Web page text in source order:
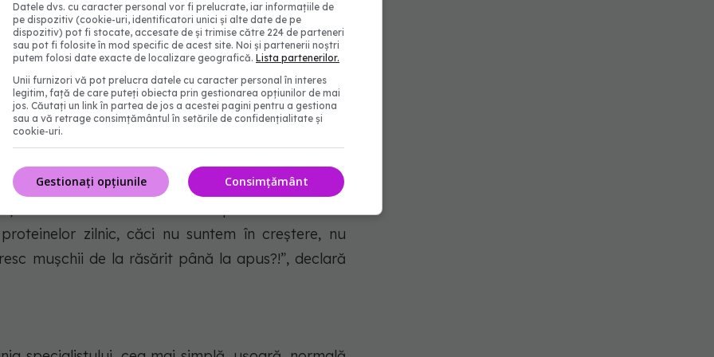
atașate greutății suplimentare, o dietă
să adauge alte frustrări. Mai mult, după unele
cu nemiluita și aduc o concentraţie și mai mare
și așa se mănâncă proteine mai multe decât
asta? Odată ce termini dieta sau dietele, corpul
să asimilăm tot din fructele, dulciurile și
dietei, căci nu se știe când vine grămadă
bune proteinele? Simplist vorbind, la "reparat"
unei mase musculare suplimentare. Atunci
zilnic, căci nu suntem în creștere, nu
mușchii de la răsărit până la apus?!”, declară
Datele dvs. cu caracter personal vor fi prelucrate, iar informațiile de
pe dispozitiv (cookie-uri, identificatori unici și alte date de pe
dispozitiv) pot fi stocate, accesate de și trimise către 224 de parteneri
sau pot fi folosite în mod specific de acest site. Noi și partenerii noștri
putem folosi date exacte de localizare geografică. Lista partenerilor.
Unii furnizori vă pot prelucra datele cu caracter personal în interes
legitim, față de care puteți obiecta prin gestionarea opțiunilor de mai
jos. Căutați un link în partea de jos a acestei pagini pentru a gestiona
sau a vă retrage consimțământul în setările de confidențialitate și
cookie-uri.
Consimțământ
Gestionați opțiunile